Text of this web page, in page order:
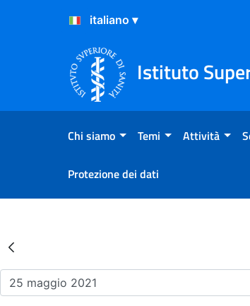
Salta al Contenuto
Salta al Footer
Istituto
Chi siamo Temi Attività
Protezione dei dati
Risultati della Ricerca